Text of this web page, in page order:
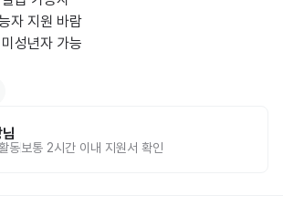
자 지원 바람
성년자 가능
동보통 2시간 이내 지원서 확인